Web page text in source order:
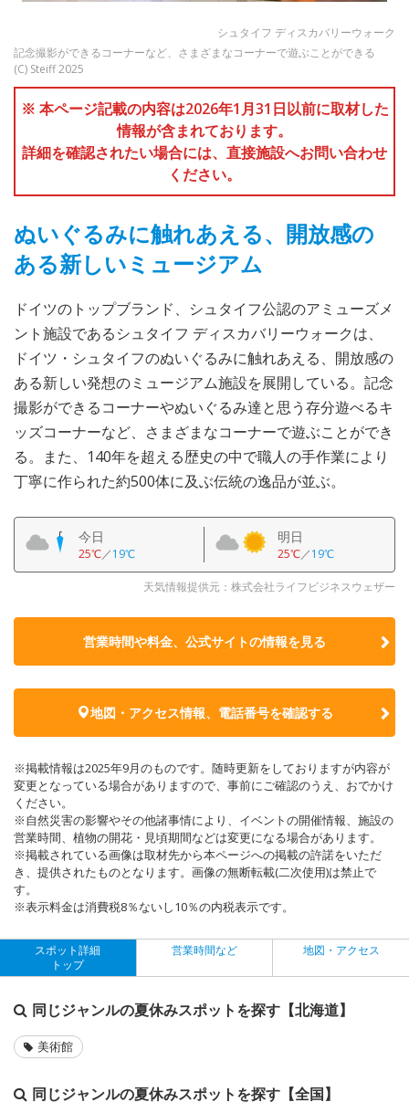
シュタイフ ディスカバリーウォーク
記念撮影ができるコーナーなど、さまざまなコーナーで遊ぶことができる
(C) Steiff 2025
※ 本ページ記載の内容は2026年1月31日以前に取材した
情報が含まれております。
詳細を確認されたい場合には、直接施設へお問い合わせ
ください。
ぬいぐるみに触れあえる、開放感の
ある新しいミュージアム
ドイツのトップブランド、シュタイフ公認のアミューズメ
ント施設であるシュタイフ ディスカバリーウォークは、
ドイツ・シュタイフのぬいぐるみに触れあえる、開放感の
ある新しい発想のミュージアム施設を展開している。記念
撮影ができるコーナーやぬいぐるみ達と思う存分遊べるキ
ッズコーナーなど、さまざまなコーナーで遊ぶことができ
る。また、140年を超える歴史の中で職人の手作業により
丁寧に作られた約500体に及ぶ伝統の逸品が並ぶ。
今日
25℃／19℃
明日
25℃／19℃
天気情報提供元：株式会社ライフビジネスウェザー
営業時間や料金、公式サイトの情報を見る
地図・アクセス情報、電話番号を確認する
※掲載情報は2025年9月のものです。随時更新をしておりますが内容が
変更となっている場合がありますので、事前にご確認のうえ、おでかけ
ください。
※自然災害の影響やその他諸事情により、イベントの開催情報、施設の
営業時間、植物の開花・見頃期間などは変更になる場合があります。
※掲載されている画像は取材先から本ページへの掲載の許諾をいただ
き、提供されたものとなります。画像の無断転載(二次使用)は禁止で
す。
※表示料金は消費税8％ないし10％の内税表示です。
スポット詳細
トップ
営業時間など 地図・アクセス
同じジャンルの夏休みスポットを探す【北海道】
美術館
同じジャンルの夏休みスポットを探す【全国】